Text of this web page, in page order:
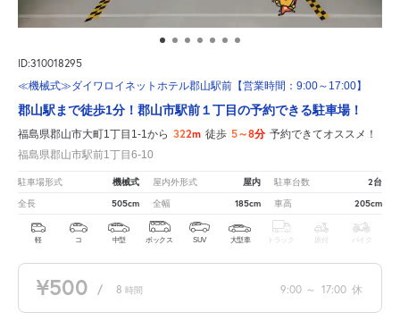
ID:310018295
≪機械式≫ダイワロイネットホテル郡山駅前【営業時間：9:00～17:00】
郡山駅まで徒歩1分！郡山市駅前１丁目の予約できる駐車場！
福島県郡山市大町1丁目1-1から 322m 徒歩 5～8分 予約できてオススメ！
福島県郡山市駅前1丁目6-10
駐車場形式 機械式 屋内外形式 屋内 駐車台数 2台
全長 505cm 全幅 185cm 車高 205cm
軽 コ 中型 ボックス SUV 大型車 トラック 原付 バイク
¥500 / 8 時間 9:00 ～ 17:00 休